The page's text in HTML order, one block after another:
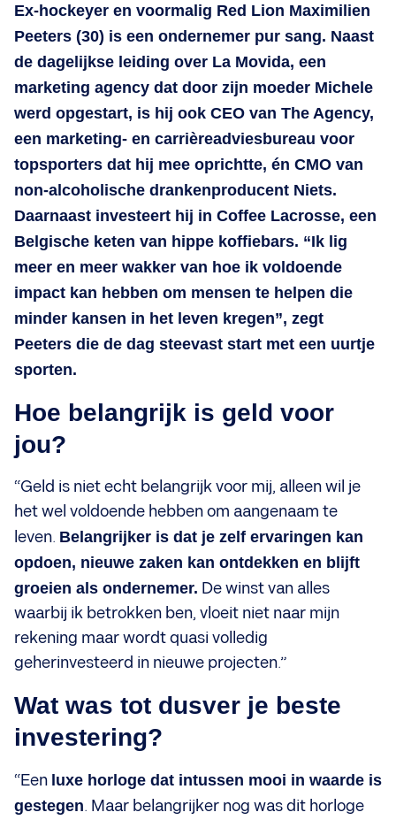
Ex-hockeyer en voormalig Red Lion Maximilien
Peeters (30) is een ondernemer pur sang. Naast
de dagelijkse leiding over La Movida, een
marketing agency dat door zijn moeder Michele
werd opgestart, is hij ook CEO van The Agency,
een marketing- en carrièreadviesbureau voor
topsporters dat hij mee oprichtte, én CMO van
non-alcoholische drankenproducent Niets.
Daarnaast investeert hij in Coffee Lacrosse, een
Belgische keten van hippe koffiebars. “Ik lig
meer en meer wakker van hoe ik voldoende
impact kan hebben om mensen te helpen die
minder kansen in het leven kregen”, zegt
Peeters die de dag steevast start met een uurtje
sporten.
Hoe belangrijk is geld voor
jou?
“Geld is niet echt belangrijk voor mij, alleen wil je
het wel voldoende hebben om aangenaam te
leven. Belangrijker is dat je zelf ervaringen kan
opdoen, nieuwe zaken kan ontdekken en blijft
groeien als ondernemer. De winst van alles
waarbij ik betrokken ben, vloeit niet naar mijn
rekening maar wordt quasi volledig
geherinvesteerd in nieuwe projecten.”
Wat was tot dusver je beste
investering?
“Een luxe horloge dat intussen mooi in waarde is
gestegen. Maar belangrijker nog was dit horloge